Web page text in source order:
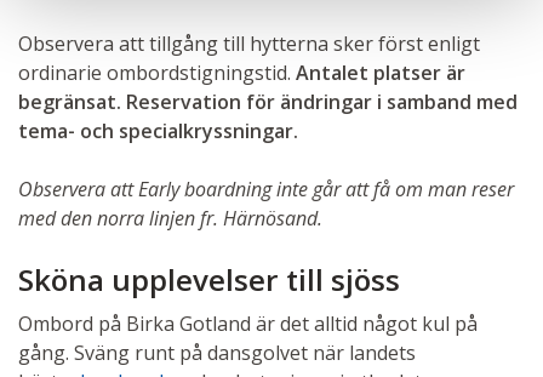
Observera att tillgång till hytterna sker först enligt
ordinarie ombordstigningstid. Antalet platser är
begränsat. Reservation för ändringar i samband med
tema- och specialkryssningar.
Observera att Early boardning inte går att få om man reser
med den norra linjen fr. Härnösand.
Sköna upplevelser till sjöss
Ombord på Birka Gotland är det alltid något kul på
gång. Sväng runt på dansgolvet när landets